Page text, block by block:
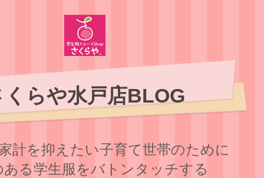
くらや水戸店BLOG
計を抑えたい子育て世帯のために
ある学⽣服をバトンタッチする